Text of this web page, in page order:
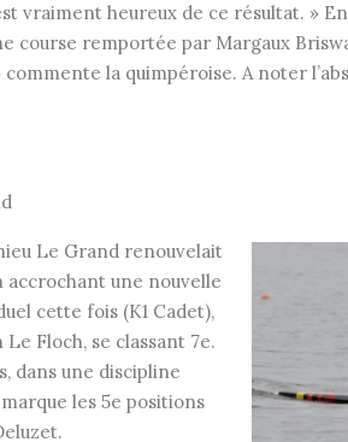
vraiment heureux de ce résultat. »
course remportée par Margaux
commente la quimpéroise. A noter
Le Grand renouvelait
une nouvelle
cette fois (K1 Cadet),
Floch, se classant 7e.
dans une discipline
les 5e positions